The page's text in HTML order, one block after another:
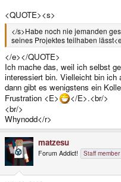
<QUOTE><s>
</s>Habe noch nie jemanden
seines Projektes teilhaben
</e></QUOTE>
Ich mache das, weil ich selbst
interessiert bin. Vielleicht bin
dann gibt es wenigstens ein
Frustration <E>
</E>.<br/>
<br/>
Whynodd</r>
matzesu
Forum Addict! Staff member